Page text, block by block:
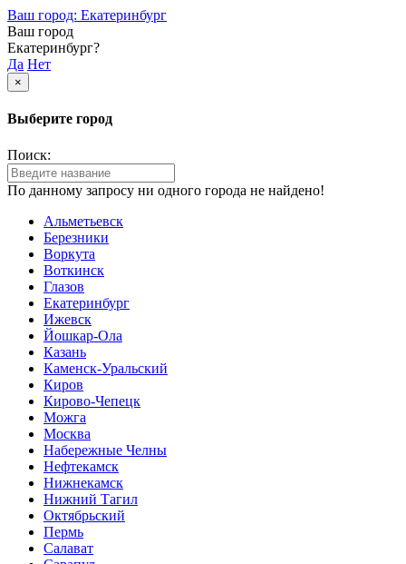
Ваш город: Екатеринбург
Ваш город
Екатеринбург?
Да Нет
×
Выберите город
Поиск:
По данному запросу ни одного города не найдено!
Альметьевск
Березники
Воркута
Воткинск
Глазов
Екатеринбург
Ижевск
Йошкар-Ола
Казань
Каменск-Уральский
Киров
Кирово-Чепецк
Можга
Москва
Набережные Челны
Нефтекамск
Нижнекамск
Нижний Тагил
Октябрьский
Пермь
Салават